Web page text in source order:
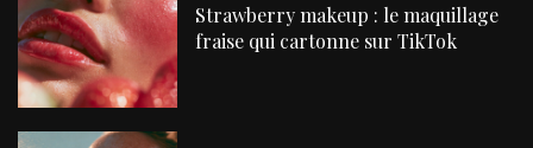
Strawberry makeup : le maquillage
fraise qui cartonne sur TikTok